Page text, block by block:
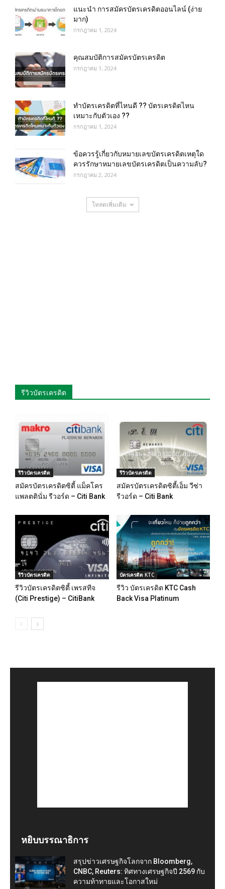
แนะนำ การสมัครบัตรเครดิตออนไลน์ (ง่าย
มาก)
กรกฎาคม 1, 2024
คุณสมบัติการสมัครบัตรเครดิต
กรกฎาคม 1, 2024
ทำบัตรเครดิตที่ไหนดี ?? บัตรเครดิตไหน
เหมาะกับตัวเอง ??
กรกฎาคม 1, 2024
ข้อควรรู้เกี่ยวกับหมายเลขบัตรเครดิตเหตุใด
ควรรักษาหมายเลขบัตรเครดิตเป็นความลับ?
กรกฎาคม 2, 2024
โหลดเพิ่มเติม
รีวิวบัตรเครดิต
รีวิวบัตรเครดิต
สมัครบัตรเครดิตซิตี้ แม็คโคร
แพลตตินั่ม รีวอร์ด – Citi Bank
รีวิวบัตรเครดิต
สมัครบัตรเครดิตซิตี้เอ็ม วีซ่า
รีวอร์ด – Citi Bank
รีวิวบัตรเครดิต
รีวิวบัตรเครดิตซิตี้ เพรสทีจ
(Citi Prestige) – CitiBank
บัตรเครดิต KTC
รีวิว บัตรเครดิต KTC Cash
Back Visa Platinum
หยิบบรรณาธิการ
สรุปข่าวเศรษฐกิจโลกจาก Bloomberg,
CNBC, Reuters: ทิศทางเศรษฐกิจปี 2569 กับ
ความท้าทายและโอกาสใหม่